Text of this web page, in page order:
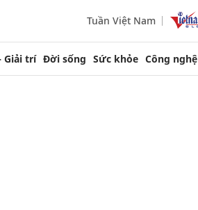
Tuần Việt Nam
Giải trí Đời sống Sức khỏe Công nghệ